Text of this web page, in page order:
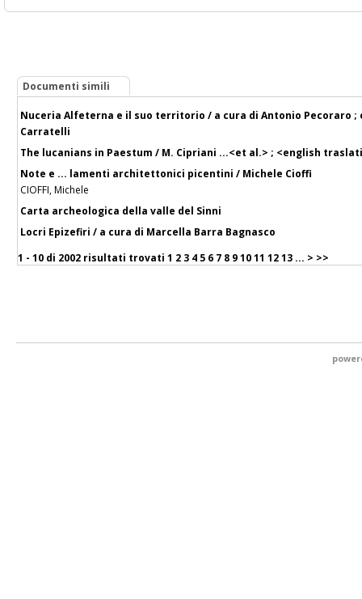
Documenti simili
Nuceria Alfeterna e il suo territorio / a cura di Antonio Pecoraro ;
Carratelli
The lucanians in Paestum / M. Cipriani ...<et al.> ; <english
Note e ... lamenti architettonici picentini / Michele Cioffi
CIOFFI, Michele
Carta archeologica della valle del Sinni
Locri Epizefiri / a cura di Marcella Barra Bagnasco
1 - 10 di 2002 risultati trovati 1 2 3 4 5 6 7 8 91011 1213 ... > >>